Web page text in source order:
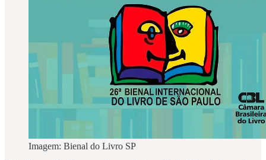
Imagem: Bienal do Livro SP